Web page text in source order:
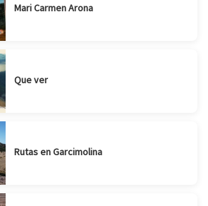
Mari Carmen Arona
Que ver
Rutas en Garcimolina